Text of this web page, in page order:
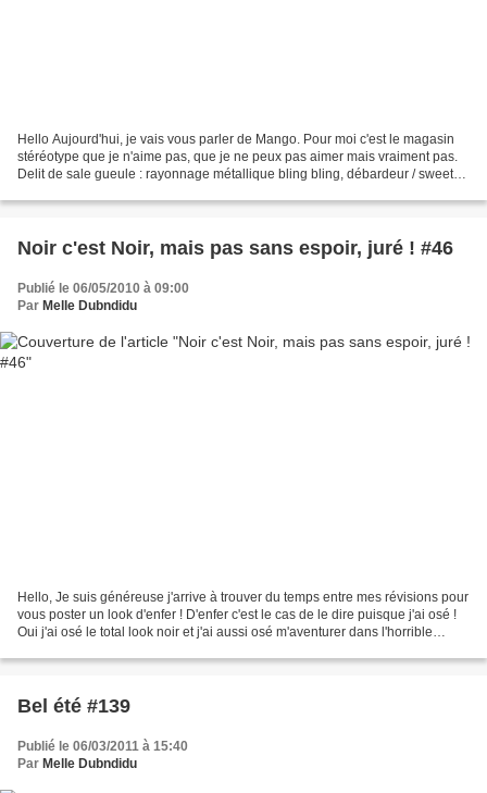
Hello Aujourd'hui, je vais vous parler de Mango. Pour moi c'est le magasin
stéréotype que je n'aime pas, que je ne peux pas aimer mais vraiment pas.
Delit de sale gueule : rayonnage métallique bling bling, débardeur / sweet
Noir c'est Noir, mais pas sans espoir, juré ! #46
Publié le 06/05/2010 à 09:00
Par Melle Dubndidu
Hello, Je suis généreuse j'arrive à trouver du temps entre mes révisions pour
vous poster un look d'enfer ! D'enfer c'est le cas de le dire puisque j'ai osé !
Oui j'ai osé le total look noir et j'ai aussi osé m'aventurer dans l'horrible
Bel été #139
Publié le 06/03/2011 à 15:40
Par Melle Dubndidu